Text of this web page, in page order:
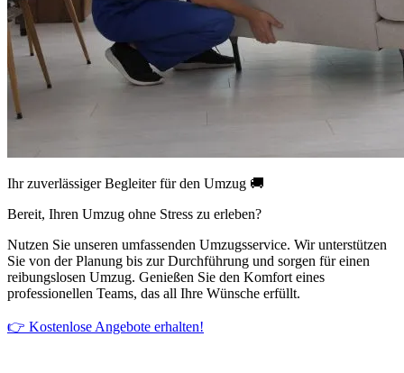
Ihr zuverlässiger Begleiter für den Umzug 🚚
Bereit, Ihren Umzug ohne Stress zu erleben?
Nutzen Sie unseren umfassenden Umzugsservice. Wir unterstützen
Sie von der Planung bis zur Durchführung und sorgen für einen
reibungslosen Umzug. Genießen Sie den Komfort eines
professionellen Teams, das all Ihre Wünsche erfüllt.
👉 Kostenlose Angebote erhalten!